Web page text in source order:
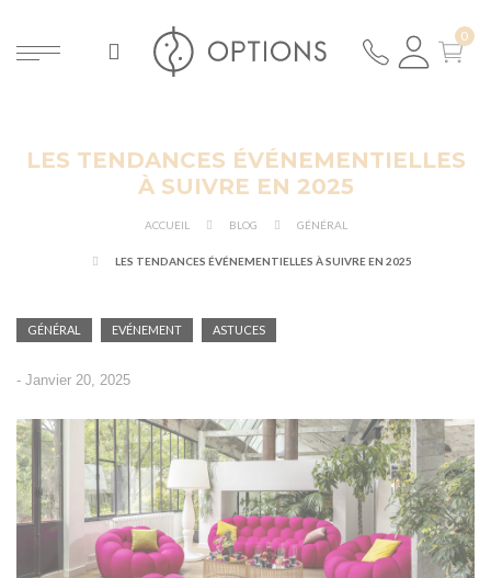
LES TENDANCES ÉVÉNEMENTIELLES
À SUIVRE EN 2025
ACCUEIL BLOG GÉNÉRAL
LES TENDANCES ÉVÉNEMENTIELLES À SUIVRE EN 2025
GÉNÉRAL EVÉNEMENT ASTUCES
- Janvier 20, 2025